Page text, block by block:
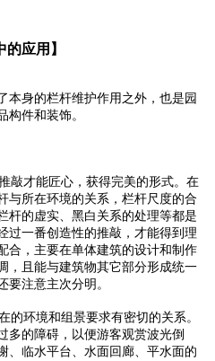
应用】
本身的栏杆维护作用之外，也是园
构件和装饰。
敲才能匠心，获得完美的形式。在
与所在环境的关系，栏杆尺度的合
杆的虚实、黑白关系的处理等都是
过一番创造性的推敲，才能得到理
合，主要在单体建筑的设计和制作
，且能与建筑物其它部分形成统一
要注意主次分明。
环境和组景要求有密切的关系。
多的障碍，以便游客观赏波光倒
、临水平台、水面回廊、平水面的